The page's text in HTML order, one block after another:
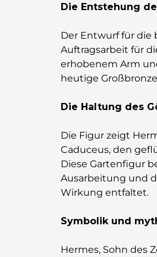
Die Entstehung
Der Entwurf für die
Auftragsarbeit für
erhobenem Arm
heutige
Die Haltung des
Die Figur zeigt
Caduceus, den
Diese Gartenfigur
Ausarbeitung und
Wirkung entfaltet.
Symbolik und
Hermes, Sohn des